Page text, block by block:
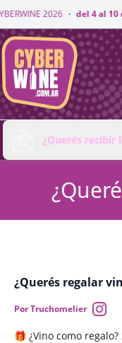
2026 · del 4 al 10
CyberWine
¿Querés recibir
¿Querés regalar
Por Truchomelier
🎁 ¿Vino como